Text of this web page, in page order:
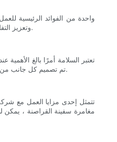
واحدة من الفوائد الرئيسية
وتعزيز التفاعل الاجتماعي. يتم اختيار عناصر التصميم مثل هياكل اللعب الملونة والجدران الحسية والألعاب التفاعلية ومناطق اللعب تحت عنوان بعناية لإنشاء بيئة جذابة تبقي الأطفال مستمتعين لساعات.
تعتبر السلامة أمرًا بالغ
تم تصميم كل جانب من جوانب الملعب الداخلي بعناية لتقليل خطر الحوادث والإصابات. تأخذ شركات التصميم أيضًا عوامل مثل الإضاءة المناسبة والتهوية والتخطيط لإنشاء بيئة آمنة ومريحة لكل من الأطفال والآباء.
تتمثل إحدى مزايا العمل مع
مغامرة سفينة القراصنة ، يمكن